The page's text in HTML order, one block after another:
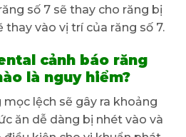
số 7 sẽ thay cho răng bị
vào vị trí của răng số 7.
cảnh báo răng
là nguy hiểm?
mọc lệch sẽ gây ra khoảng
ăn dễ dàng bị nhét vào và